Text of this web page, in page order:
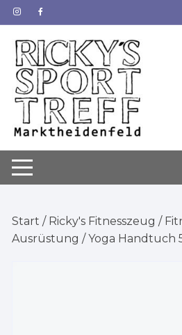
Zum
Inhalt
springen
Start / Ricky's Fitnesszeug /
Ausrüstung / Yoga Handtuch